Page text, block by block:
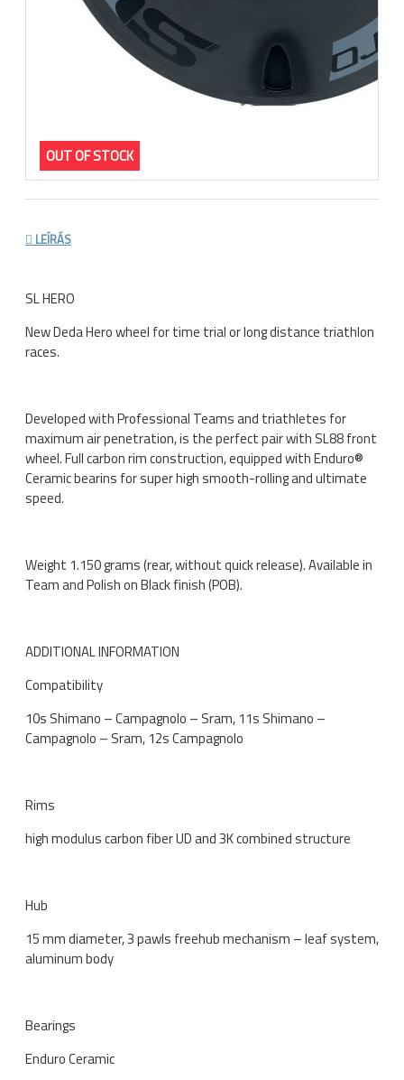
OUT OF STOCK
LEÍRÁS
SL HERO
New Deda Hero wheel for time trial or long distance triathlon
races.
Developed with Professional Teams and triathletes for
maximum air penetration, is the perfect pair with SL88 front
wheel. Full carbon rim construction, equipped with Enduro®
Ceramic bearins for super high smooth-rolling and ultimate
speed.
Weight 1.150 grams (rear, without quick release). Available in
Team and Polish on Black finish (POB).
ADDITIONAL INFORMATION
Compatibility
10s Shimano – Campagnolo – Sram, 11s Shimano –
Campagnolo – Sram, 12s Campagnolo
Rims
high modulus carbon fiber UD and 3K combined structure
Hub
15 mm diameter, 3 pawls freehub mechanism – leaf system,
aluminum body
Bearings
Enduro Ceramic